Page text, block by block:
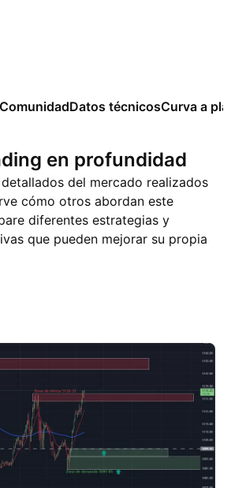
ComunidadDatos técnicosCurva a
en profundidad
del mercado realizados
cómo otros abordan este
diferentes estrategias y
que pueden mejorar su propia